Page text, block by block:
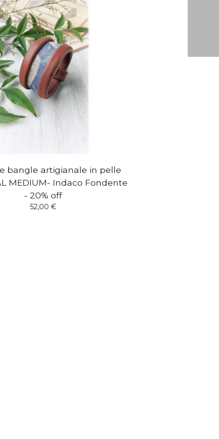
bangle artigianale in pelle
MEDIUM- Indaco Fondente
- 20% off
52,00 €